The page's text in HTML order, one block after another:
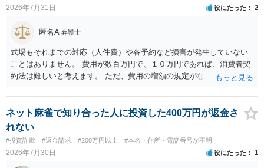
2026年7月31日 役にたった 2
匿名A 弁護士
式場もそれまでの対応（人件費）や各予約など損害が発生していない
ことはありません。 費用が数百万円で、１０万円であれば、消費者契
約法は難しいと考えます。 ただ、費用の増額の規定がなかったのに増
ということになり、解約するのは理由がないことになります。
ネット麻雀で知り合った人に投資した400万円が返金さ
れない
#投資詐欺 #返金請求 #200万円以上 #本名・住所・電話番号が不明
2026年7月30日 役にたった 1